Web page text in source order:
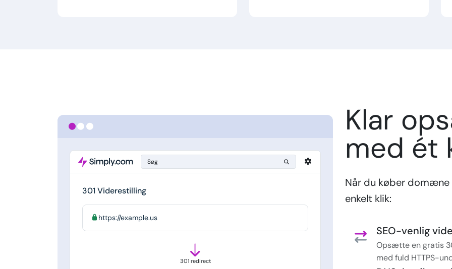
Søg
301 Viderestilling
https://example.us
301 redirect
Klar
med ét
Når du køber domæne
enkelt klik:
SEO-venlig
Opsætte en gratis
med fuld HTTPS-